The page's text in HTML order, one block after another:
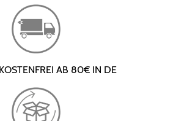
AB 80€ IN DE